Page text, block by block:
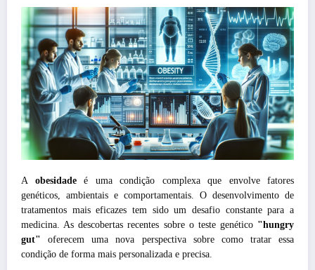
A obesidadeé uma condição complexa que envolve fatores
genéticos, ambientais e comportamentais. O desenvolvimento de
tratamentos mais eficazes tem sido um desafio constante para a
medicina. As descobertas recentes sobre o teste genético "hungry
gut" oferecem uma nova perspectiva sobre como tratar essa
condição de forma mais personalizada e precisa.